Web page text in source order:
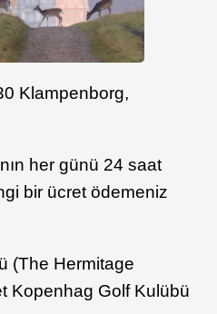
Klampenborg,
her günü 24 saat
bir ücret ödemeniz
(The Hermitage
Kopenhag Golf Kulübü